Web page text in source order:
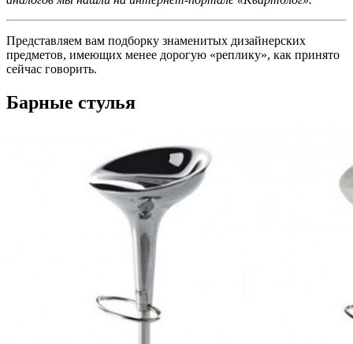
Представляем вам подборку знаменитых дизайнерских
предметов, имеющих менее дорогую «реплику», как принято
сейчас говорить.
Барные стулья